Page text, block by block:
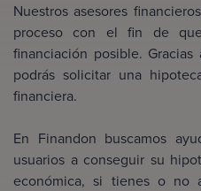
Nuestros asesores
proceso con el fin de
financiación posible.
podrás solicitar una
financiera.
En Finandon buscamos
usuarios a conseguir su
económica, si tienes o no